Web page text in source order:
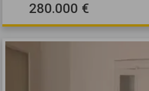
280.000 €